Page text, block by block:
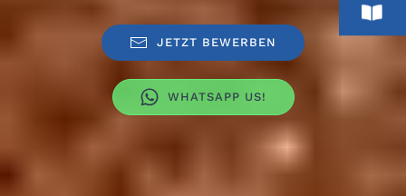
JETZT BEWERBEN
WHATSAPP US!